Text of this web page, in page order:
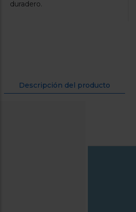
duradero.
Descripción del producto